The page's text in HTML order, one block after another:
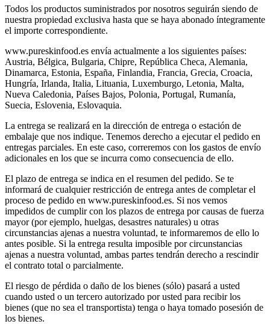
Todos los productos suministrados por nosotros seguirán siendo de
nuestra propiedad exclusiva hasta que se haya abonado íntegramente
el importe correspondiente.
www.pureskinfood.es envía actualmente a los siguientes países:
Austria, Bélgica, Bulgaria, Chipre, República Checa, Alemania,
Dinamarca, Estonia, España, Finlandia, Francia, Grecia, Croacia,
Hungría, Irlanda, Italia, Lituania, Luxemburgo, Letonia, Malta,
Nueva Caledonia, Países Bajos, Polonia, Portugal, Rumanía,
Suecia, Eslovenia, Eslovaquia.
La entrega se realizará en la dirección de entrega o estación de
embalaje que nos indique. Tenemos derecho a ejecutar el pedido en
entregas parciales. En este caso, correremos con los gastos de envío
adicionales en los que se incurra como consecuencia de ello.
El plazo de entrega se indica en el resumen del pedido. Se te
informará de cualquier restricción de entrega antes de completar el
proceso de pedido en www.pureskinfood.es. Si nos vemos
impedidos de cumplir con los plazos de entrega por causas de fuerza
mayor (por ejemplo, huelgas, desastres naturales) u otras
circunstancias ajenas a nuestra voluntad, te informaremos de ello lo
antes posible. Si la entrega resulta imposible por circunstancias
ajenas a nuestra voluntad, ambas partes tendrán derecho a rescindir
el contrato total o parcialmente.
El riesgo de pérdida o daño de los bienes (sólo) pasará a usted
cuando usted o un tercero autorizado por usted para recibir los
bienes (que no sea el transportista) tenga o haya tomado posesión de
los bienes.